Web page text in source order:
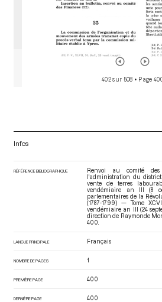
402 sur 508 • Page
Infos
RÉFÉRENCE BIBLIOGRAPHIQUE
Renvoi au comité
l'administration du
vente de terres
vendémiaire an III (8
parlementaires de la
(1787-1799) — Tome
vendémiaire an III (24
direction de Raymonde
400.
LANGUE PRINCIPALE Français
NOMBRE DE PAGES 1
PREMIÈRE PAGE 400
DERNIÈRE PAGE 400